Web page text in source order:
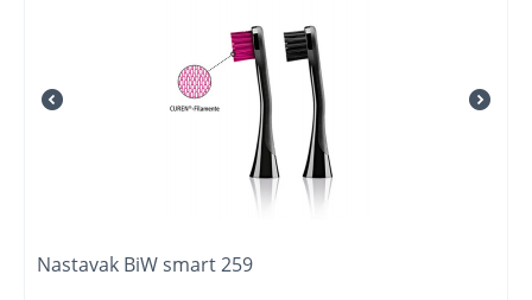
Nastavak BiW smart 259